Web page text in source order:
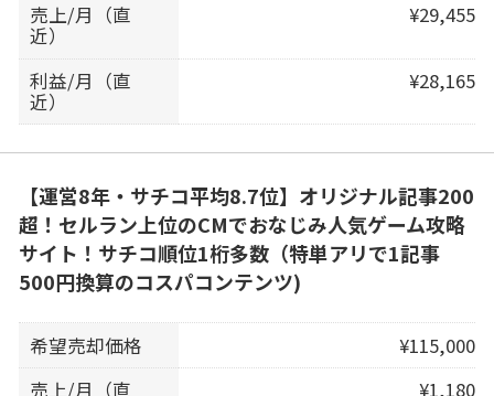
売上/月（直
近）
¥29,455
利益/月（直
近）
¥28,165
【運営8年・サチコ平均8.7位】オリジナル記事200
超！セルラン上位のCMでおなじみ人気ゲーム攻略
サイト！サチコ順位1桁多数（特単アリで1記事
500円換算のコスパコンテンツ)
希望売却価格
¥115,000
売上/月（直
¥1,180